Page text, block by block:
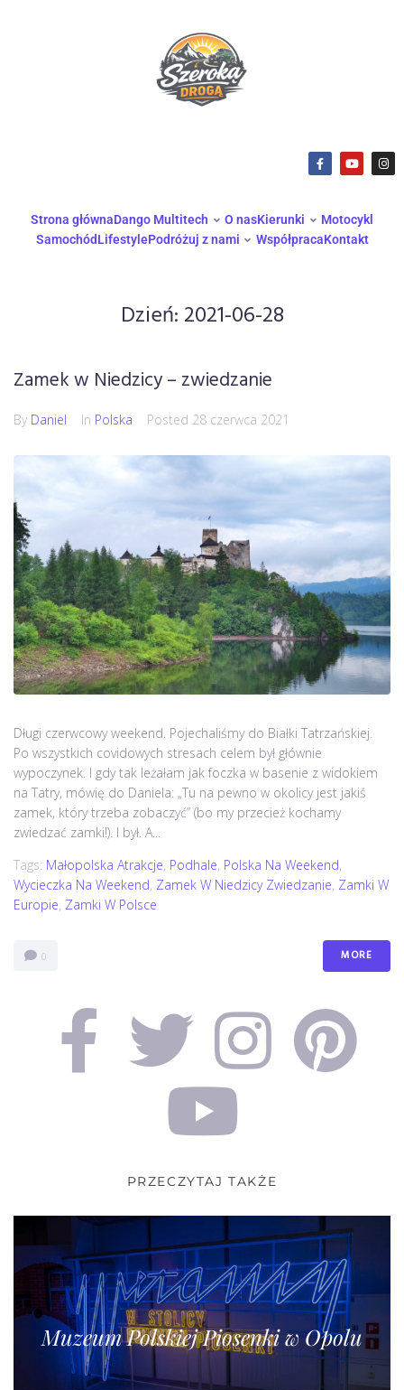
Strona głównaDango Multitech O nasKierunki
Motocykl
SamochódLifestylePodróżuj z nami WspółpracaKontakt
Dzień: 2021-06-28
Zamek w Niedzicy – zwiedzanie
By Daniel In Polska Posted 28 czerwca 2021
Długi czerwcowy weekend. Pojechaliśmy do Białki Tatrzańskiej.
Po wszystkich covidowych stresach celem był głównie
wypoczynek. I gdy tak leżałam jak foczka w basenie z widokiem
na Tatry, mówię do Daniela: „Tu na pewno w okolicy jest jakiś
zamek, który trzeba zobaczyć” (bo my przecież kochamy
zwiedzać zamki!). I był. A...
Tags: Małopolska Atrakcje, Podhale, Polska Na Weekend,
Wycieczka Na Weekend, Zamek W Niedzicy Zwiedzanie, Zamki W
Europie, Zamki W Polsce
0 MORE
PRZECZYTAJ TAKŻE
Muzeum Polskiej Piosenki w Opolu